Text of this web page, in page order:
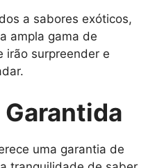
a sabores exóticos,
ampla gama de
irão surpreender e
uma garantia de